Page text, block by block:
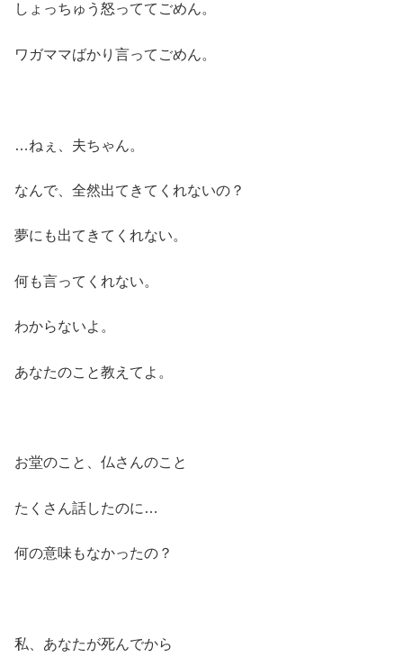
しょっちゅう怒っててごめん。
ワガママばかり言ってごめん。
…ねぇ、夫ちゃん。
なんで、全然出てきてくれないの？
夢にも出てきてくれない。
何も言ってくれない。
わからないよ。
あなたのこと教えてよ。
お堂のこと、仏さんのこと
たくさん話したのに…
何の意味もなかったの？
私、あなたが死んでから